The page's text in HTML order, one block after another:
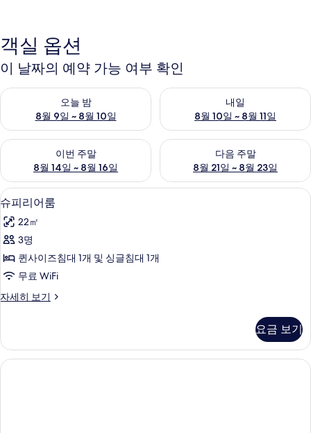
객실 옵션
이 날짜의 예약 가능 여부 확인
오늘 밤
8월 9일 ~ 8월 10일
오늘 밤 예약 가능 여부 확인, 8월 9일 ~ 8월 10일
내일
8월 10일 ~ 8월 11일
내일 예약 가능 여부 확인, 8월
이번 주말
8월 14일 ~ 8월 16일
이번 주말 예약 가능 여부 확인, 8월 14일 ~ 8월 16일
다음 주말
8월 21일 ~ 8월 23일
다음 주말 예약 가능 여부 확인
슈
피
리
어
룸
진
두
보
슈피리어룸 | 이집트산 면 시트, 미니바
10
슈피리어룸
22㎡
3명
퀸사이즈침대 1개 및 싱글침대 1개
무료 WiFi
자세히 보기
슈
룸
자
세
요금 보기